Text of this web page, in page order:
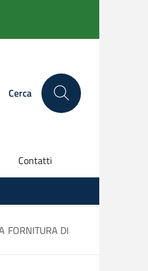
Cerca
Contatti
FORNITURA DI